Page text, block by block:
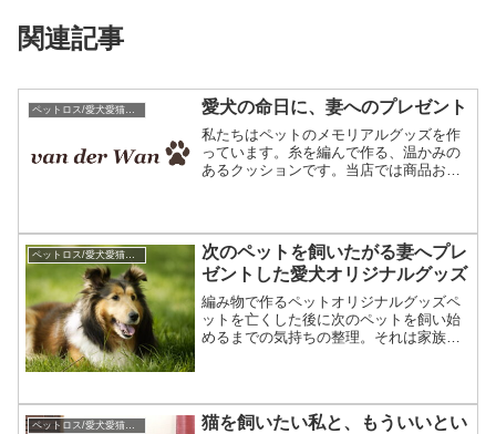
関連記事
ペットロス/愛犬愛猫の死と向き合う体験談 愛犬の命日に、妻へのプレゼント
私たちはペットのメモリアルグッズを作
っています。糸を編んで作る、温かみの
あるクッションです。当店では商品お届
かったというお客様からの...
ペットロス/愛犬愛猫の死と向き合う体験談
次のペットを飼いたがる妻へプレ
ゼントした愛犬オリジナルグッズ
編み物で作るペットオリジナルグッズペ
ットを亡くした後に次のペットを飼い始
めるまでの気持ちの整理。それは家族で
ご紹介します。次のペット...
ペットロス/愛犬愛猫の死と向き合う体験談
猫を飼いたい私と、もういいとい